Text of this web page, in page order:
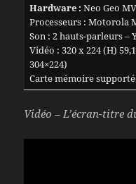
Hardware : Neo Geo
Processeurs : Motorola
Son : 2 hauts-parleurs –
Vidéo : 320 x 224 (H)
304×224)
Carte mémoire
Vidéo – L’écran-titre